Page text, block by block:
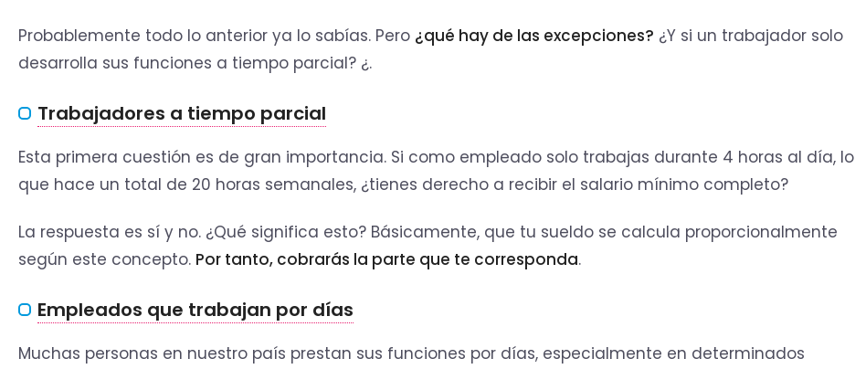
Probablemente todo lo anterior ya lo sabías. Pero ¿qué hay de las excepciones? ¿Y si un trabajador solo
desarrolla sus funciones a tiempo parcial? ¿.
Trabajadores a tiempo parcial
Esta primera cuestión es de gran importancia. Si como empleado solo trabajas durante 4 horas al día, lo
que hace un total de 20 horas semanales, ¿tienes derecho a recibir el salario mínimo completo?
La respuesta es sí y no. ¿Qué significa esto? Básicamente, que tu sueldo se calcula proporcionalmente
según este concepto. Por tanto, cobrarás la parte que te corresponda.
Empleados que trabajan por días
Muchas personas en nuestro país prestan sus funciones por días, especialmente en determinados